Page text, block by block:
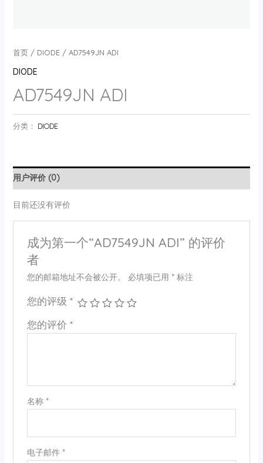
首页/ DIODE/ AD7549JN ADI
DIODE
AD7549JN ADI
分类： DIODE
用户评价 (0)
目前还没有评价
成为第一个“AD7549JN ADI” 的评价
者
您的邮箱地址不会被公开。 必填项已用 *标注
您的评级 *
您的评价 *
名称 *
电子邮件 *